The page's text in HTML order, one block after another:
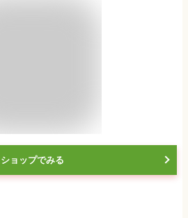
ショップでみる